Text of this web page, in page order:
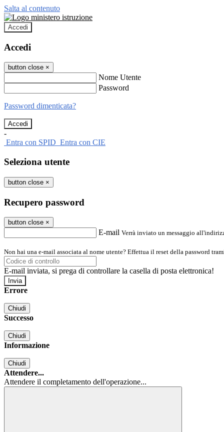
Salta al contenuto
Accedi
Accedi
button close ×
Nome Utente
Password
Password dimenticata?
-
Entra con SPID Entra con CIE
Seleziona utente
button close ×
Recupero password
button close ×
E-mail Verrà inviato un messaggio
Non hai una e-mail associata al nome utente? Effettua il reset della password
E-mail inviata, si prega di controllare la casella di posta elettronica!
Errore
Chiudi
Successo
Chiudi
Informazione
Chiudi
Attendere...
Attendere il completamento dell'operazione...